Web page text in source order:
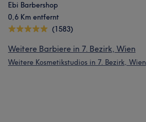
Ebi Barbershop
0,6 Km entfernt
(1583)
Weitere Barbiere in 7. Bezirk, Wien
Weitere Kosmetikstudios in 7. Bezirk, Wien